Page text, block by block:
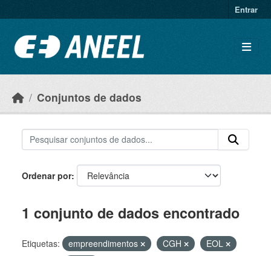
Entrar
Conjuntos de dados
Ordenar por
1 conjunto de dados encontrado
Etiquetas: empreendimentos CGH
EOL